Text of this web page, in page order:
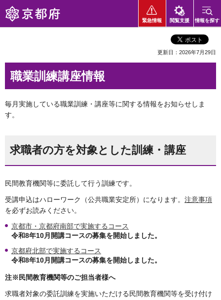
京都府
緊急情報 閲覧支援 情報を探す
更新日：2026年7月29日
職業訓練講座情報
毎月実施している職業訓練・講座等に関する情報をお知らせしま
す。
求職者の方を対象とした訓練・講座
民間教育機関等に委託して行う訓練です。
受講申込はハローワーク（公共職業安定所）になります。 注意事項
を必ずお読みください。
京都市・京都府南部で実施するコース
令和8年10月開講コースの募集を開始しました。
京都府北部で実施するコース
令和8年10月 開講コースの募集を開始しました。
注※民間教育機関等のご担当者様へ
求職者対象の委託訓練を実施いただける民間教育機関等を受け付け